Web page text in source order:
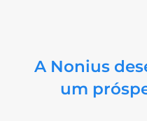
A Nonius
um